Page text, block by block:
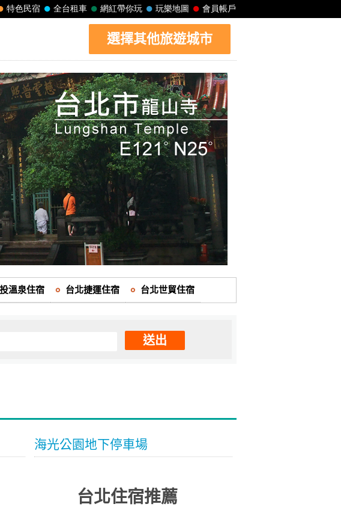
選擇其他旅遊城市
溫泉住宿 台北捷運住宿 台北世貿住宿
送出
海光公園地下停車場
台北住宿推薦